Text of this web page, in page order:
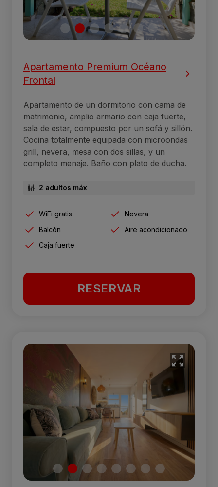
Apartamento Premium Océano
Frontal
Apartamento de un dormitorio con cama de
matrimonio, amplio armario con caja fuerte,
sala de estar, compuesto por un sofá y sillón.
Cocina totalmente equipada con microondas
grill, nevera, mesa con dos sillas, y un
completo menaje. Baño con plato de ducha.
2 adultos máx
WiFi gratis
Nevera
Balcón
Aire acondicionado
Caja fuerte
RESERVAR